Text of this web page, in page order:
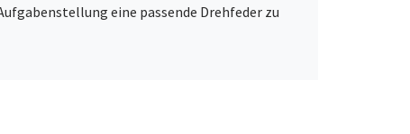
eine passende Drehfeder zu